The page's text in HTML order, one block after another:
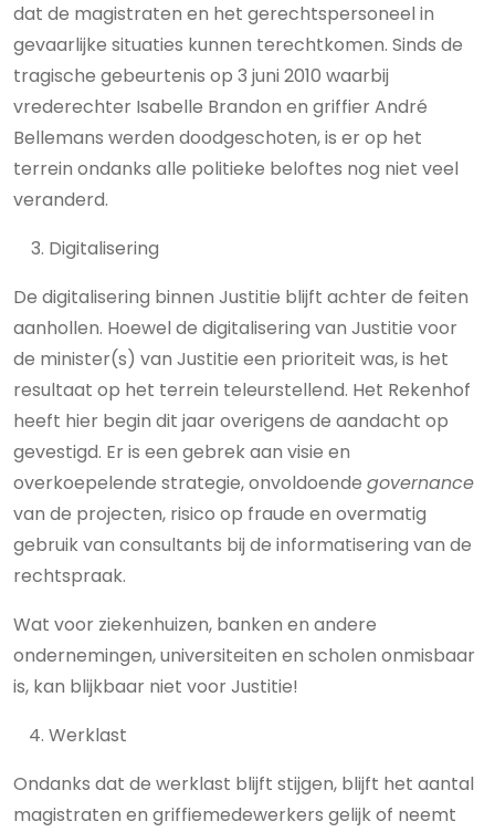
dat de magistraten en het gerechtspersoneel in
gevaarlijke situaties kunnen terechtkomen. Sinds de
tragische gebeurtenis op 3 juni 2010 waarbij
vrederechter Isabelle Brandon en griffier André
Bellemans werden doodgeschoten, is er op het
terrein ondanks alle politieke beloftes nog niet veel
veranderd.
Digitalisering
De digitalisering binnen Justitie blijft achter de feiten
aanhollen. Hoewel de digitalisering van Justitie voor
de minister(s) van Justitie een prioriteit was, is het
resultaat op het terrein teleurstellend. Het Rekenhof
heeft hier begin dit jaar overigens de aandacht op
gevestigd. Er is een gebrek aan visie en
overkoepelende strategie, onvoldoende governance
van de projecten, risico op fraude en overmatig
gebruik van consultants bij de informatisering van de
rechtspraak.
Wat voor ziekenhuizen, banken en andere
ondernemingen, universiteiten en scholen onmisbaar
is, kan blijkbaar niet voor Justitie!
Werklast
Ondanks dat de werklast blijft stijgen, blijft het aantal
magistraten en griffiemedewerkers gelijk of neemt